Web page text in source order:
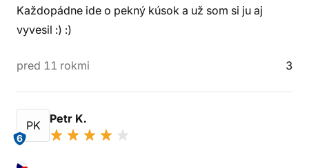
Každopádne ide o pekný kúsok a už som si ju aj
vyvesil :) :)
pred 11 rokmi 3
PK
6
Petr K.